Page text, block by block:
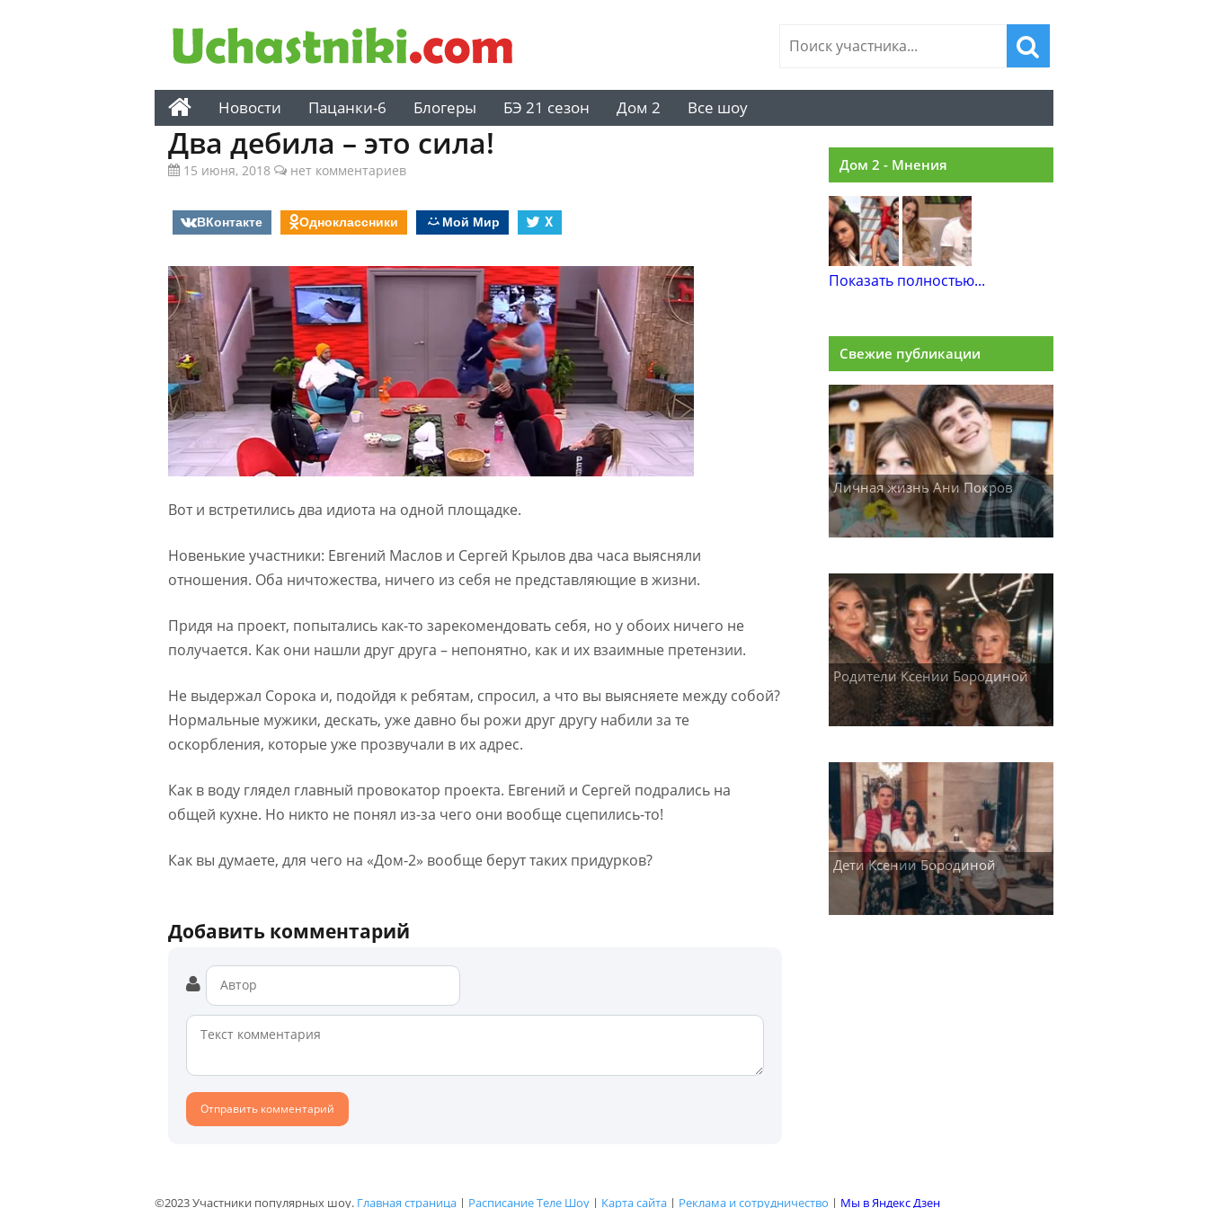
Новости Пацанки-6 Блогеры БЭ 21 сезон Дом 2 Все шоу
Два дебила – это сила!
15 июня, 2018 нет комментариев
ВКонтакте Одноклассники Мой Мир X
Вот и встретились два идиота на одной площадке.
Новенькие участники: Евгений Маслов и Сергей Крылов два часа выясняли
отношения. Оба ничтожества, ничего из себя не представляющие в жизни.
Придя на проект, попытались как-то зарекомендовать себя, но у обоих ничего не
получается. Как они нашли друг друга – непонятно, как и их взаимные претензии.
Не выдержал Сорока и, подойдя к ребятам, спросил, а что вы выясняете между собой?
Нормальные мужики, дескать, уже давно бы рожи друг другу набили за те
оскорбления, которые уже прозвучали в их адрес.
Как в воду глядел главный провокатор проекта. Евгений и Сергей подрались на
общей кухне. Но никто не понял из-за чего они вообще сцепились-то!
Как вы думаете, для чего на «Дом-2» вообще берут таких придурков?
Добавить комментарий
Дом 2 - Мнения
Показать полностью...
Свежие публикации
Личная жизнь Ани Покров
Родители Ксении Бородиной
Дети Ксении Бородиной
©2023 Участники популярных шоу. Главная страница | Расписание Теле Шоу | Карта сайта | Реклама и сотрудничество | Мы в Яндекс Дзен